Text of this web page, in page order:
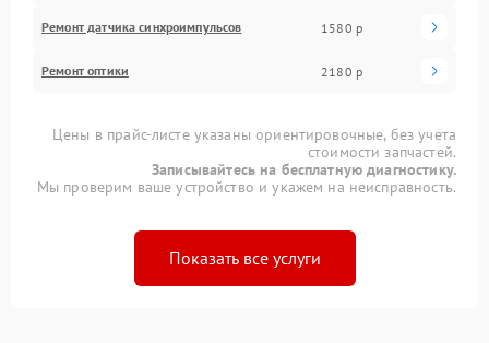
Ремонт датчика синхроимпульсов 1580 р
Ремонт оптики 2180 р
Цены в прайс-листе указаны ориентировочные, без учета
стоимости запчастей.
Записывайтесь на бесплатную диагностику.
Мы проверим ваше устройство и укажем на неисправность.
Показать все услуги